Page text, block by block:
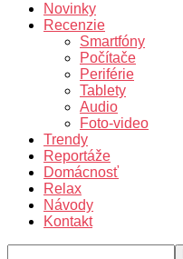
Novinky
Recenzie
Smartfóny
Počítače
Periférie
Tablety
Audio
Foto-video
Trendy
Reportáže
Domácnosť
Relax
Návody
Kontakt